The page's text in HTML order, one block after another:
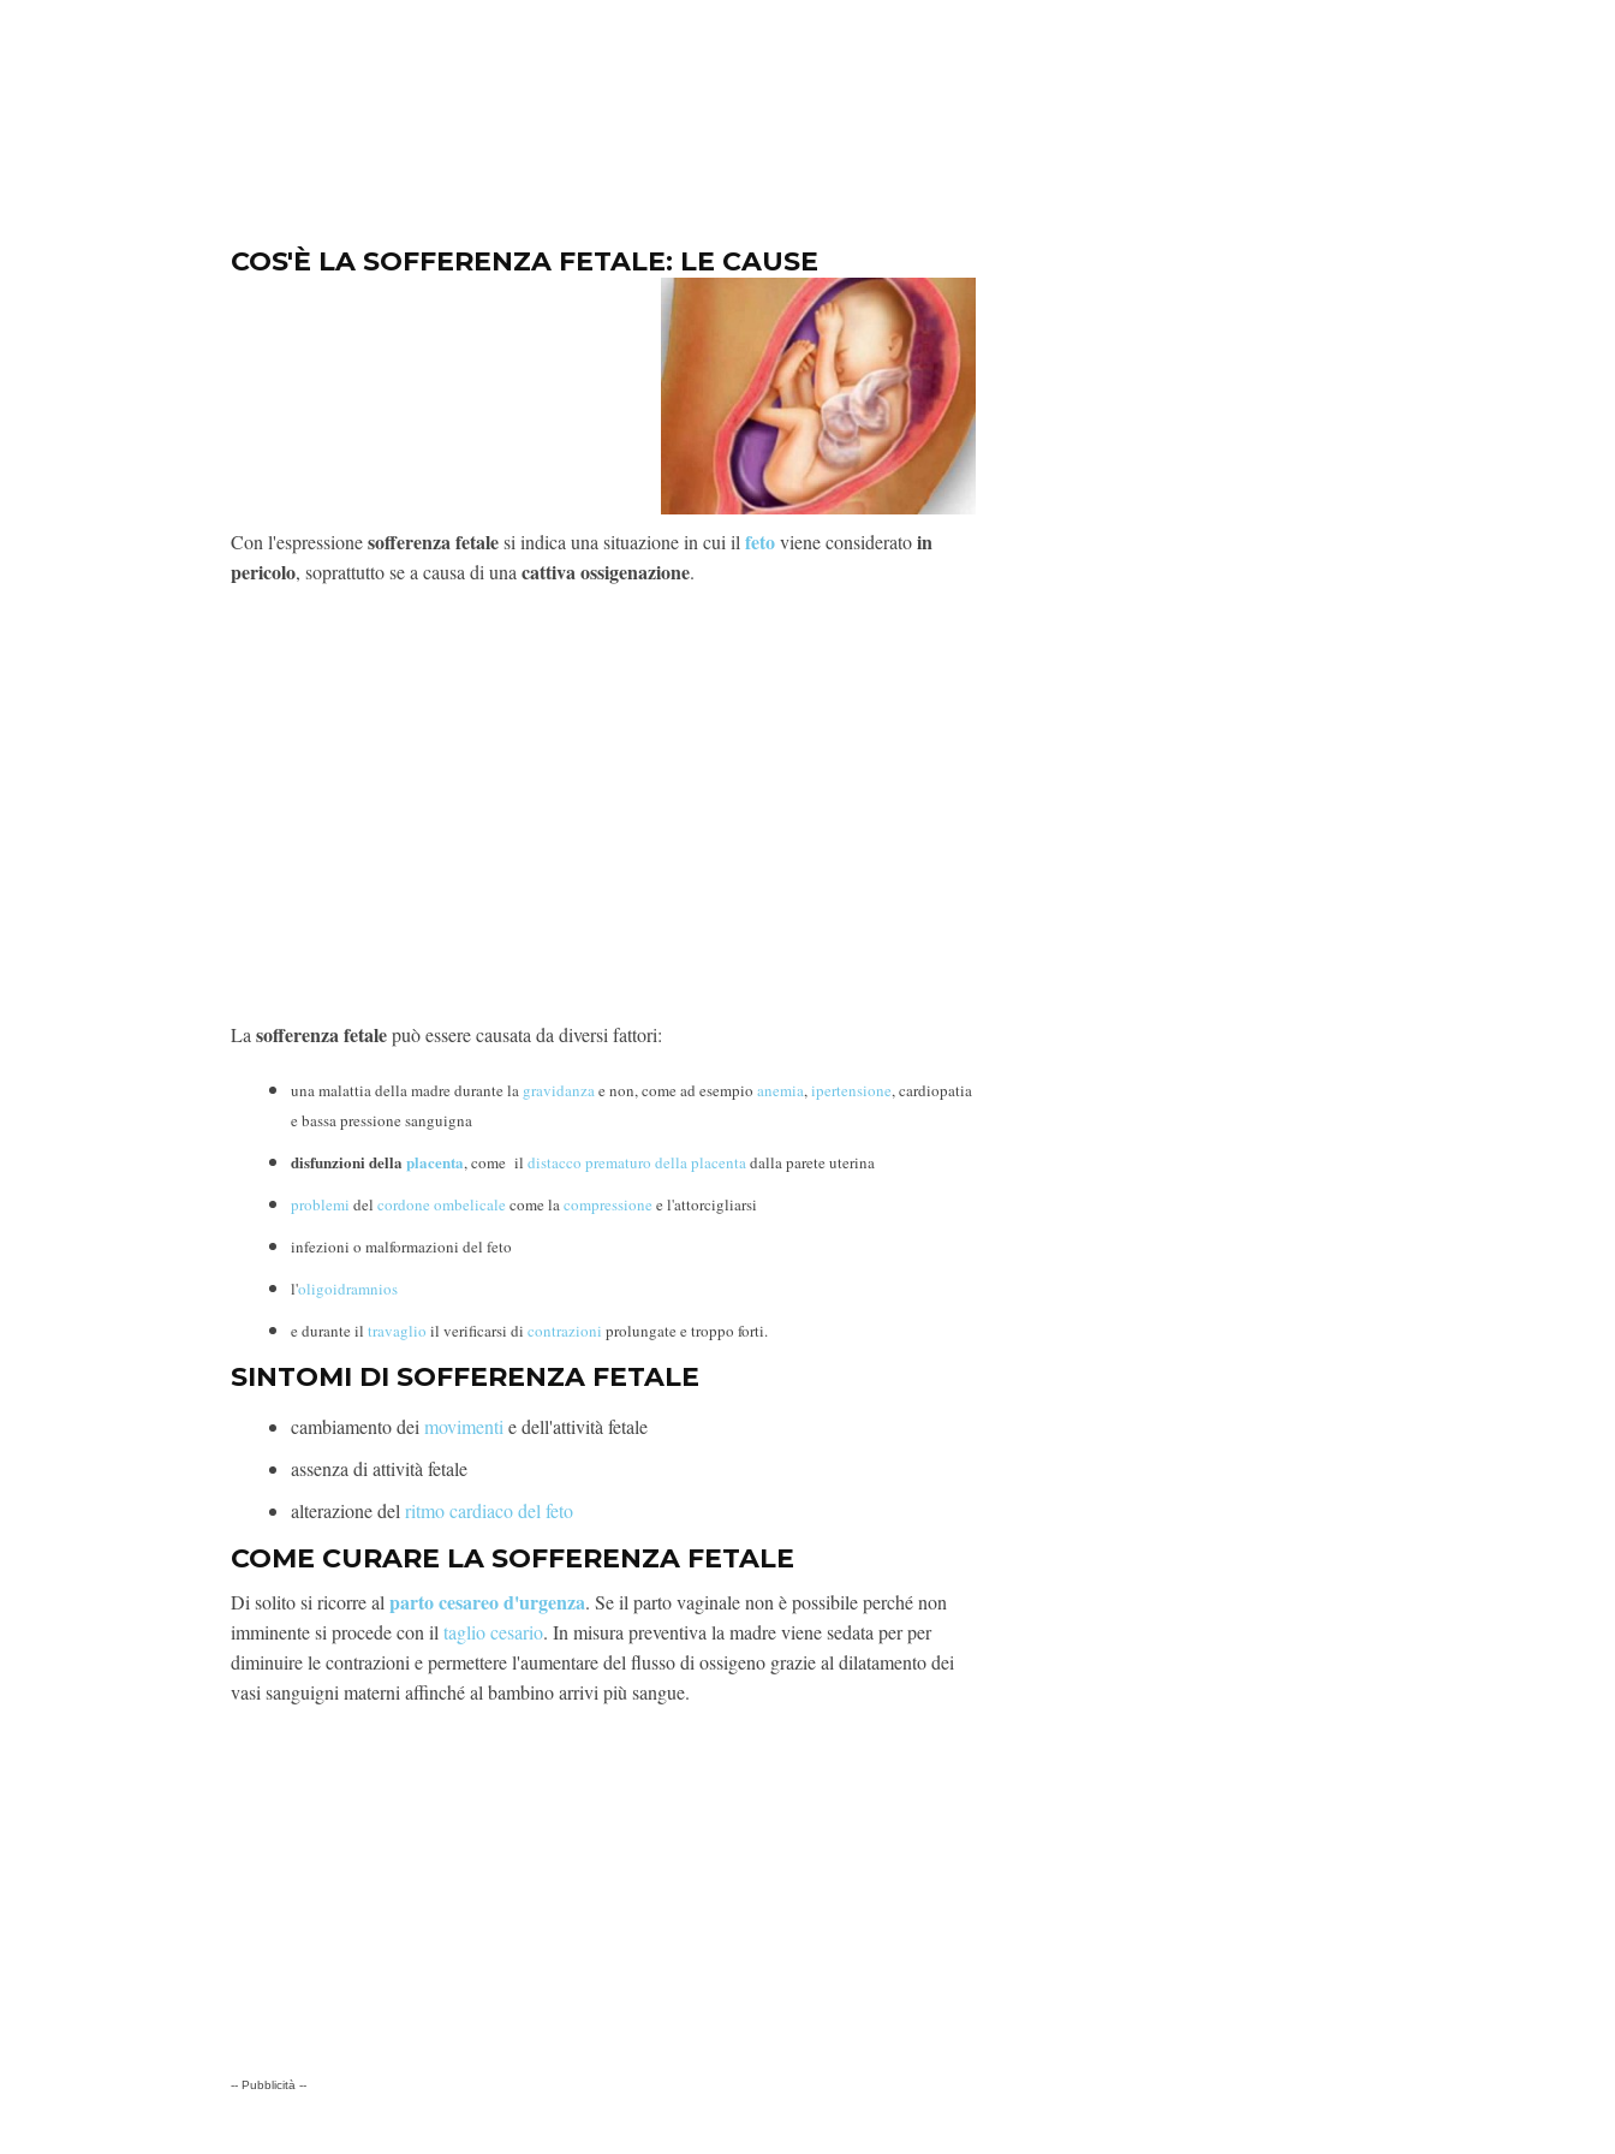
COS'È LA SOFFERENZA FETALE: LE CAUSE
Con l'espressionesofferenza fetalesi indica una situazione in cui il fetoviene consideratoin
pericolo, soprattutto se a causa di una cattiva ossigenazione.
La sofferenza fetalepuò essere causata da diversi fattori:
una malattia della madre durante la gravidanza e non, come ad esempio anemia, ipertensione, cardiopatia
e bassa pressione sanguigna
disfunzioni della placenta, come il distacco prematuro della placenta dalla parete uterina
problemi del cordone ombelicale come la compressione e l'attorcigliarsi
infezioni o malformazioni del feto
l'oligoidramnios
e durante il travaglio il verificarsi di contrazioni prolungate e troppo forti.
SINTOMI DI SOFFERENZA FETALE
cambiamento dei movimenti e dell'attività fetale
assenza di attività fetale
alterazione del ritmo cardiaco del feto
COME CURARE LA SOFFERENZA FETALE
Di solito si ricorre al parto cesareo d'urgenza. Se il parto vaginale non è possibile perché non
imminente si procede con il taglio cesario. In misura preventiva la madre viene sedata per per
diminuire le contrazioni e permettere l'aumentare del flusso di ossigeno grazie al dilatamento dei
vasi sanguigni materni affinché al bambino arrivi più sangue.
-- Pubblicità --